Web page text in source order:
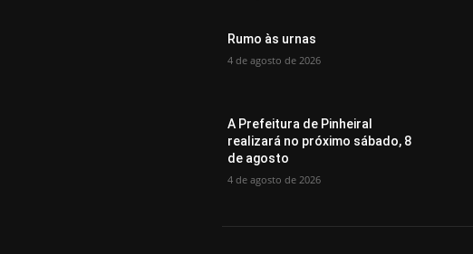
Rumo às urnas
4 de agosto de 2026
A Prefeitura de Pinheiral
realizará no próximo sábado, 8
de agosto
4 de agosto de 2026